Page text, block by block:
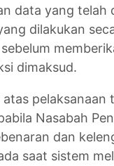
data yang telah
dilakukan
dimaksud.
atas pelaksanaan
Nasabah
dan
saat sistem